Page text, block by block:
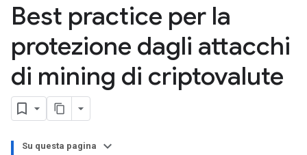
Best practice per la
protezione dagli attacchi
di mining di criptovalute
Su questa pagina